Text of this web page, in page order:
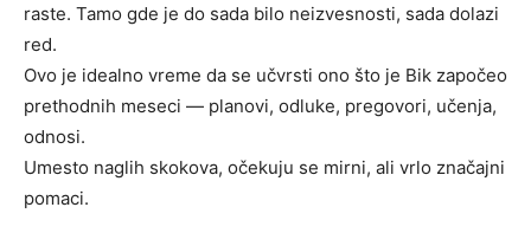
raste. Tamo gde je do sada bilo neizvesnosti, sada dolazi
red.
Ovo je idealno vreme da se učvrsti ono što je Bik započeo
prethodnih meseci — planovi, odluke, pregovori, učenja,
odnosi.
Umesto naglih skokova, očekuju se mirni, ali vrlo značajni
pomaci.